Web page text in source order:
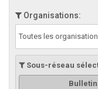
Organisations:
Toutes les
Sous-réseau